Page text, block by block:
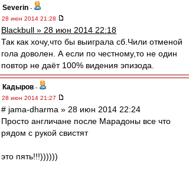
Severin -
28 июн 2014 21:28
Blackbull » 28 июн 2014 22:18
Так как хочу,что бы выиграла сб.Чили отменой
гола доволен. А если по честному,то не один
повтор не даёт 100% видения эпизода.
Кадыров -
28 июн 2014 21:27
# jama-dharma » 28 июн 2014 22:24
Просто англичане после Марадоны все что
рядом с рукой свистят
это пять!!!))))))